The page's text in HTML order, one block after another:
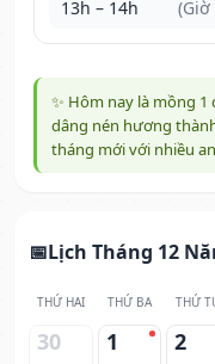
13h – 14h
✨ Hôm nay là mồng
dâng nén hương
tháng mới với nhiều
Lịch Tháng 12
THỨ HAI THỨ BA THỨ
30 1 2